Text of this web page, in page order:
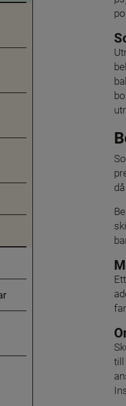
till